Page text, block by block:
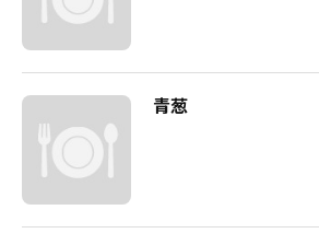
青葱